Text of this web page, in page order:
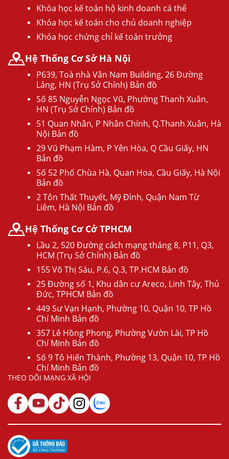
Khóa học kế toán hộ kinh doanh cá thể
Khóa học kế toán cho chủ doanh nghiệp
Khóa học chứng chỉ kế toán trưởng
Hệ Thống Cơ Sở Hà Nội
P639, Toà nhà Vân Nam Building, 26 Đường
Láng, HN (Trụ Sở Chính) Bản đồ
Số 85 Nguyễn Ngọc Vũ, Phường Thanh Xuân,
HN (Trụ Sở Chính) Bản đồ
51 Quan Nhân, P Nhân Chính, Q.Thanh Xuân, Hà
Nội Bản đồ
29 Vũ Phạm Hàm, P Yên Hòa, Q Cầu Giấy, HN
Bản đồ
Số 52 Phố Chùa Hà, Quan Hoa, Cầu Giấy, Hà Nội
Bản đồ
2 Tôn Thất Thuyết, Mỹ Đình, Quận Nam Từ
Liêm, Hà Nội Bản đồ
Hệ Thống Cơ Cở TPHCM
Lầu 2, 520 Đường cách mạng tháng 8, P11, Q3,
HCM (Trụ Sở Chính) Bản đồ
155 Võ Thị Sáu, P.6, Q.3, TP.HCM Bản đồ
25 Đường số 1, Khu dân cư Areco, Linh Tây, Thủ
Đức, TPHCM Bản đồ
449 Sư Vạn Hạnh, Phường 10, Quận 10, TP Hồ
Chí Minh Bản đồ
357 Lê Hồng Phong, Phường Vườn Lài, TP Hồ
Chí Minh Bản đồ
Số 9 Tô Hiến Thành, Phường 13, Quận 10, TP Hồ
Chí Minh Bản đồ
THEO DÕI MẠNG XÃ HỘI